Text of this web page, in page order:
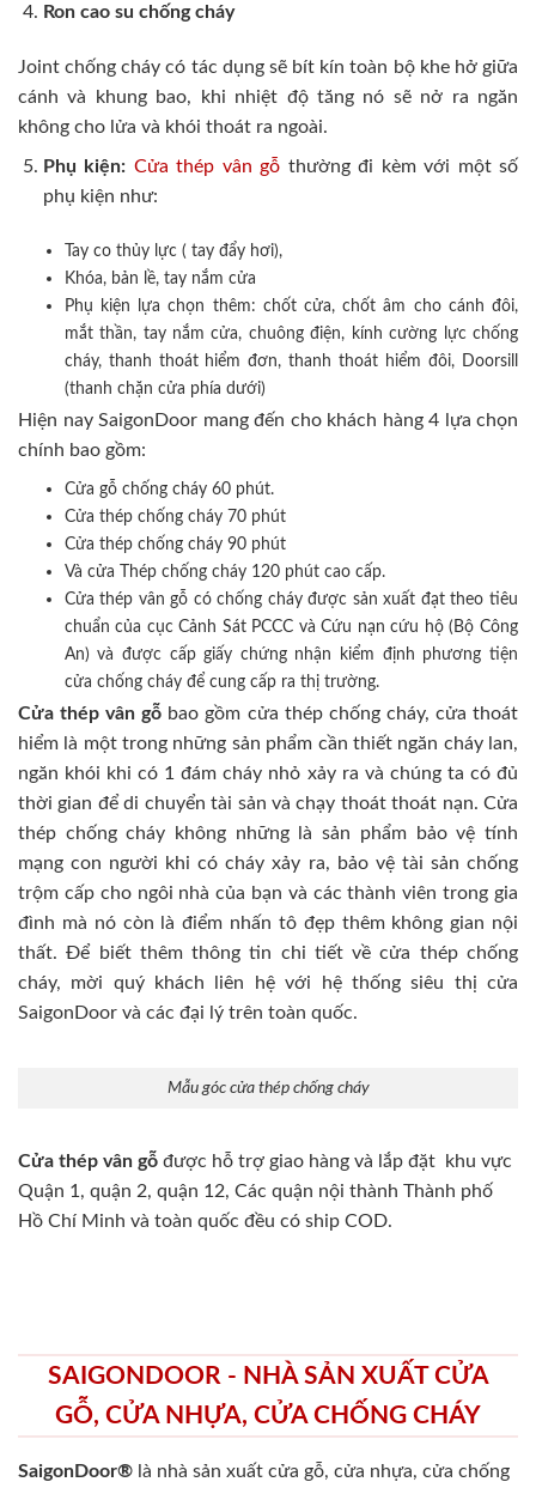
Ron cao su chống cháy
Joint chống cháy có tác dụng sẽ bít kín toàn bộ khe hở giữa
cánh và khung bao, khi nhiệt độ tăng nó sẽ nở ra ngăn
không cho lửa và khói thoát ra ngoài.
Phụ kiện: Cửa thép vân gỗ thường đi kèm với một số
phụ kiện như:
Tay co thủy lực ( tay đẩy hơi),
Khóa, bản lề, tay nắm cửa
Phụ kiện lựa chọn thêm: chốt cửa, chốt âm cho cánh đôi,
mắt thần, tay nắm cửa, chuông điện, kính cường lực chống
cháy, thanh thoát hiểm đơn, thanh thoát hiểm đôi, Doorsill
(thanh chặn cửa phía dưới)
Hiện nay SaigonDoor mang đến cho khách hàng 4 lựa chọn
chính bao gồm:
Cửa gỗ chống cháy 60 phút.
Cửa thép chống cháy 70 phút
Cửa thép chống cháy 90 phút
Và cửa Thép chống cháy 120 phút cao cấp.
Cửa thép vân gỗ có chống cháy được sản xuất đạt theo tiêu
chuẩn của cục Cảnh Sát PCCC và Cứu nạn cứu hộ (Bộ Công
An) và được cấp giấy chứng nhận kiểm định phương tiện
cửa chống cháy để cung cấp ra thị trường.
Cửa thép vân gỗ bao gồm cửa thép chống cháy, cửa thoát
hiểm là một trong những sản phẩm cần thiết ngăn cháy lan,
ngăn khói khi có 1 đám cháy nhỏ xảy ra và chúng ta có đủ
thời gian để di chuyển tài sản và chạy thoát thoát nạn. Cửa
thép chống cháy không những là sản phẩm bảo vệ tính
mạng con người khi có cháy xảy ra, bảo vệ tài sản chống
trộm cấp cho ngôi nhà của bạn và các thành viên trong gia
đình mà nó còn là điểm nhấn tô đẹp thêm không gian nội
thất. Để biết thêm thông tin chi tiết về cửa thép chống
cháy, mời quý khách liên hệ với hệ thống siêu thị cửa
SaigonDoor và các đại lý trên toàn quốc.
Mẫu góc cửa thép chống cháy
Cửa thép vân gỗ được hỗ trợ giao hàng và lắp đặt khu vực
Quận 1, quận 2, quận 12, Các quận nội thành Thành phố
Hồ Chí Minh và toàn quốc đều có ship COD.
SAIGONDOOR - NHÀ SẢN XUẤT CỬA
GỖ, CỬA NHỰA, CỬA CHỐNG CHÁY
SaigonDoor® là nhà sản xuất cửa gỗ, cửa nhựa, cửa chống